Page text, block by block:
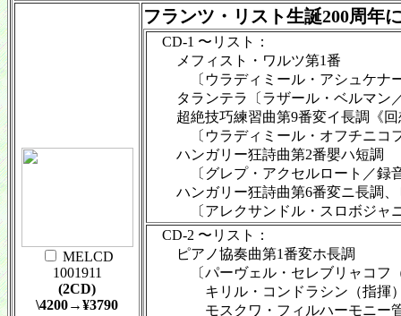
MELCD
1001911
(2CD)
\4200→¥3790
フランツ・リスト生誕200周年
CD-1 〜リスト：
メフィスト・ワルツ第1番
〔ウラディミール・アシュケナー
タランテラ〔ラザール・ベルマン
超絶技巧練習曲第9番変イ長調《回
〔ウラディミール・オフチニコフ
ハンガリー狂詩曲第2番嬰ハ短調
〔グレプ・アクセルロート／録音
ハンガリー狂詩曲第6番変ニ長調、
〔アレクサンドル・スロボジャニ
CD-2 〜リスト：
ピアノ協奏曲第1番変ホ長調
〔パーヴェル・セレブリャコフ（
キリル・コンドラシン（指揮
モスクワ・フィルハーモニー管